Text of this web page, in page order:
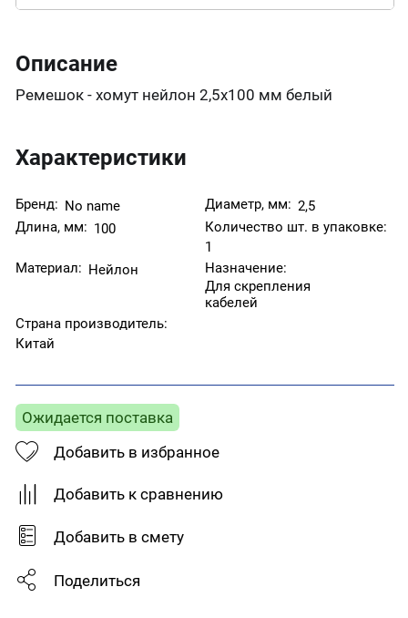
Описание
Ремешок - хомут нейлон 2,5х100 мм белый
Характеристики
Бренд: No name Диаметр, мм: 2,5
Длина, мм: 100
Количество шт. в упаковке:
1
Материал: Нейлон
Назначение:
Для скрепления
кабелей
Страна производитель:
Китай
Ожидается поставка
Добавить в избранное
Добавить к сравнению
Добавить в смету
Поделиться